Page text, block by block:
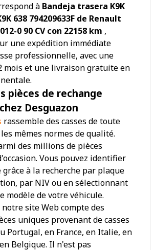
à Bandeja trasera K9K
638 794209633F de Renault
0 90 CV con 22158 km ,
une expédition immédiate
professionnelle, avec une
mois et une livraison gratuite en
pièces de rechange
Desguazon
rassemble des casses de toute
mêmes normes de qualité.
des millions de pièces
Vous pouvez identifier
à la recherche par plaque
par NIV ou en sélectionnant
modèle de votre véhicule.
site Web compte des
uniques provenant de casses
Portugal, en France, en Italie, en
Belgique. Il n'est pas